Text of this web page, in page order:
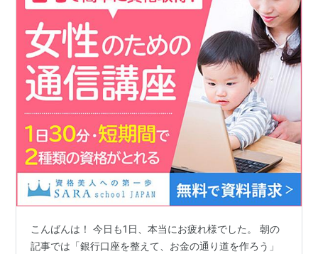
こんばんは！ 今日も1日、本当にお疲れ様でした。 朝の
記事では「銀行口座を整えて、お金の通り道を作ろう」